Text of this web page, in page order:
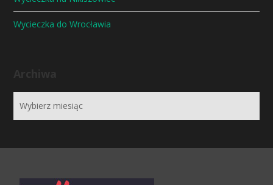
Wycieczka do Wrocławia